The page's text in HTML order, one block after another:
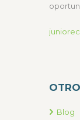
Blog